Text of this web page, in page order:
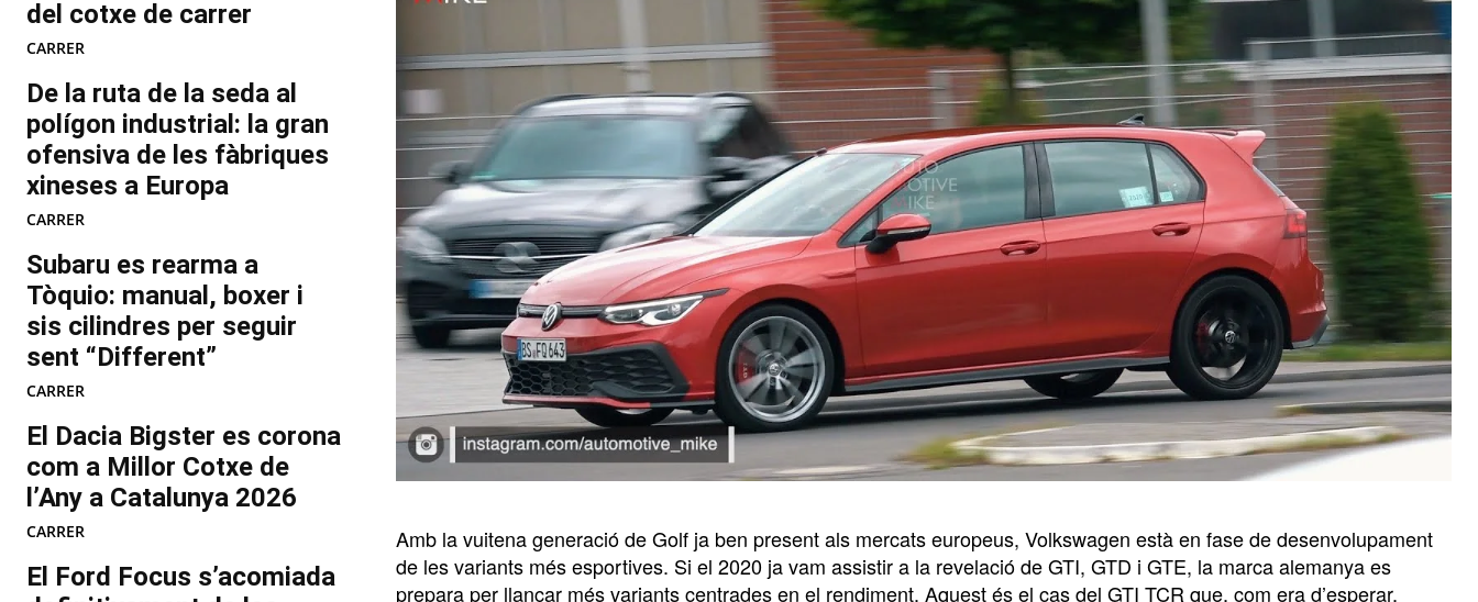
del cotxe de carrer
CARRER
De la ruta de la seda al
polígon industrial: la gran
ofensiva de les fàbriques
xineses a Europa
CARRER
Subaru es rearma a
Tòquio: manual, boxer i
sis cilindres per seguir
sent “Different”
CARRER
El Dacia Bigster es corona
com a Millor Cotxe de
l’Any a Catalunya 2026
CARRER
El Ford Focus s’acomiada
Amb la vuitena generació de Golf ja ben present als mercats europeus, Volkswagen està en fase de desenvolupament
de les variants més esportives. Si el 2020 ja vam assistir a la revelació de GTI, GTD i GTE, la marca alemanya es
prepara per llançar més variants centrades en el rendiment. Aquest és el cas del GTI TCR que, com era d’esperar,